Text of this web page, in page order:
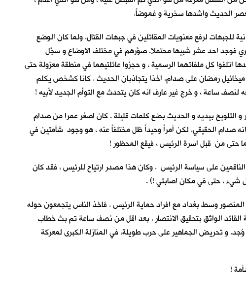
الحديث واشدها سخرية و غموضاً.
للجبهات لرفع معنويات المقاتلين في جبهات القتال. ولما كان الوضع
فوجد احد عشر شبيها محتملا. صوَّرهم في مختلف الاوضاع و سجَّل
كل ملفاتهما الرسمية ، و حجزوا عائلتيهما في منطقة معزولة حتى
ميخائيل رمضان على صدام. اخذا يتجاذبان الحديث . كانا كشخص يكلم
ساعة ، و خرج غير عارف انه كان يتحدث مع التوأم الجديد لأبيه !
التلويح بيديه و الحديث بضع كلمات قليلة . كان اصغر عمرا من صدام
صدام الحقيقي. لكن أمراً وحيداً ظل مختلفاً عنه ، هو وجود شأمتين في
حتى من قبل اسرة الرئيس ، فيقع المحظور !
على سياسة الرئيس . وكان هذا مصدر ارتياح للرئيس ، فقد كان
شيء ، حتى في مكان اصابتي !) .
وسط بغداد مع افراد حماية الرئيس . فاخذ الناس يتجمعون حوله
القائد الواثق بتحقيق الانتصار . بعد اقل من نصف ساعة تم بث خطاب
و تحريض الجماهير على حرب طويلة، في المنازلة الكبرى لمعركة
!